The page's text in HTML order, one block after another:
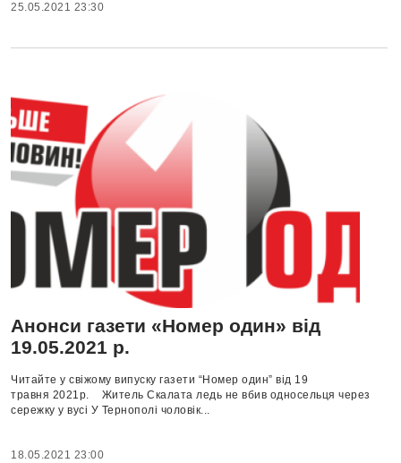
25.05.2021 23:30
Анонси газети «Номер один» від
19.05.2021 р.
Читайте у свіжому випуску газети “Номер один” від 19
травня 2021р. Житель Скалата ледь не вбив односельця через
сережку у вусі У Тернополі чоловік...
18.05.2021 23:00